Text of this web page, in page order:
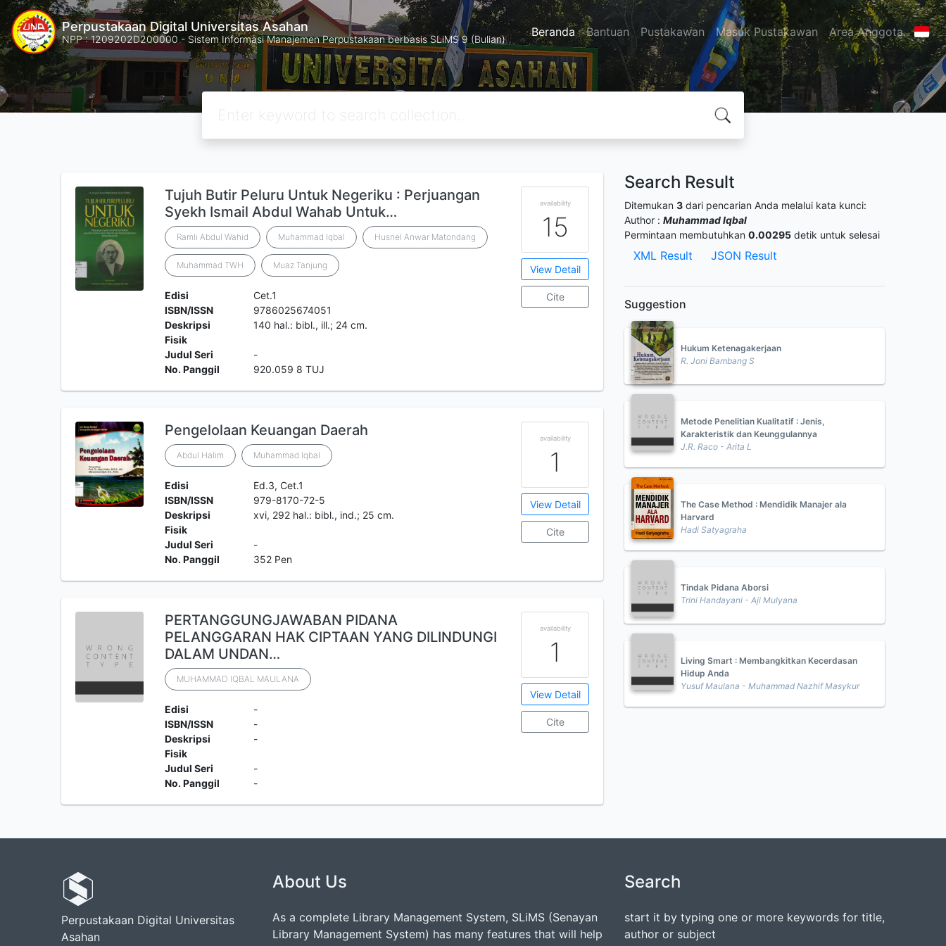
Perpustakaan Digital Universitas Asahan
NPP : 1209202D200000 - Sistem Informasi Manajemen Perpustakaan berbasis SLiMS 9 (Bulian) Beranda Bantuan Pustakawan Masuk Pustakawan Area Anggota
Tujuh Butir Peluru Untuk Negeriku : Perjuangan
Syekh Ismail Abdul Wahab Untuk…
Ramli Abdul Wahid Muhammad Iqbal Husnel Anwar Matondang
Muhammad TWH Muaz Tanjung
Edisi
Cet.1
ISBN/ISSN
9786025674051
Deskripsi
Fisik
140 hal.: bibl., ill.; 24 cm.
Judul Seri
-
No. Panggil
920.059 8 TUJ
availability
15
View Detail
Cite
Pengelolaan Keuangan Daerah
Abdul Halim Muhammad Iqbal
Edisi
Ed.3, Cet.1
ISBN/ISSN
979-8170-72-5
Deskripsi
Fisik
xvi, 292 hal.: bibl., ind.; 25 cm.
Judul Seri
-
No. Panggil
352 Pen
availability
1
View Detail
Cite
PERTANGGUNGJAWABAN PIDANA
PELANGGARAN HAK CIPTAAN YANG DILINDUNGI
DALAM UNDAN…
MUHAMMAD IQBAL MAULANA
Edisi
-
ISBN/ISSN
-
Deskripsi
Fisik
-
Judul Seri
-
No. Panggil
-
availability
1
View Detail
Cite
Search Result
Ditemukan 3 dari pencarian Anda melalui kata kunci:
Author : Muhammad Iqbal
Permintaan membutuhkan 0.00295 detik untuk selesai
XML Result JSON Result
Suggestion
Hukum Ketenagakerjaan
R. Joni Bambang S
Metode Penelitian Kualitatif : Jenis,
Karakteristik dan Keunggulannya
J.R. Raco - Arita L
The Case Method : Mendidik Manajer ala
Harvard
Hadi Satyagraha
Tindak Pidana Aborsi
Trini Handayani - Aji Mulyana
Living Smart : Membangkitkan Kecerdasan
Hidup Anda
Yusuf Maulana - Muhammad Nazhif Masykur
Perpustakaan Digital Universitas
Asahan
About Us
As a complete Library Management System, SLiMS (Senayan
Library Management System) has many features that will help
Search
start it by typing one or more keywords for title,
author or subject